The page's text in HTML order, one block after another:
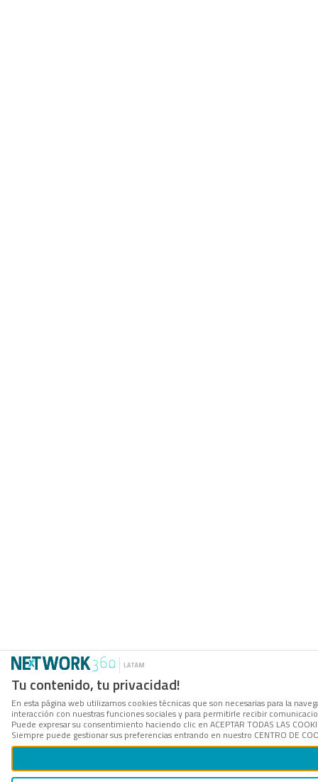
Tu contenido, tu privacidad!
En esta página web utilizamos cookies técnicas que son necesarias para la
interacción con nuestras funciones sociales y para permitirle recibir
Puede expresar su consentimiento haciendo clic en ACEPTAR TODAS LAS
Siempre puede gestionar sus preferencias entrando en nuestro CENTRO DE